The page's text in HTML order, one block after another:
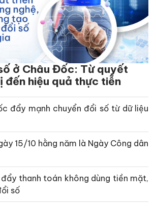
ở Châu Đốc: Từ quyết
đến hiệu quả thực tiễn
đẩy mạnh chuyển đổi số từ dữ liệu
15/10 hằng năm là Ngày Công dân
thanh toán không dùng tiền mặt,
số